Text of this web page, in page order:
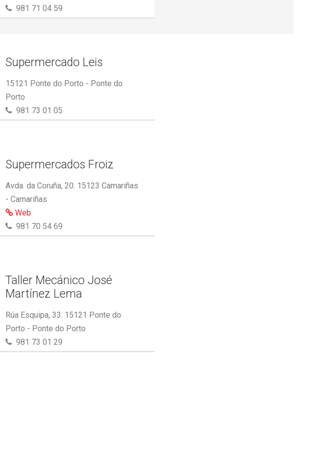
981 71 04 59
Supermercado Leis
15121 Ponte do Porto - Ponte do
Porto
981 73 01 05
Supermercados Froiz
Avda. da Coruña, 20. 15123 Camariñas
- Camariñas
Web
981 70 54 69
Taller Mecánico José
Martínez Lema
Rúa Esquipa, 33. 15121 Ponte do
Porto - Ponte do Porto
981 73 01 29